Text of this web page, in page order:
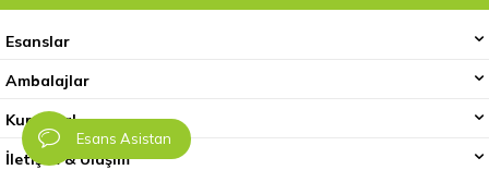
Esans Asistan
Esanslar
Ambalajlar
Kurumsal
İletişim & Ulaşım